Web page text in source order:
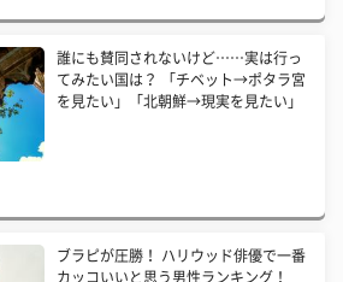
誰にも賛同されないけど……実は行っ
てみたい国は？ 「チベット→ポタラ宮
を見たい」「北朝鮮→現実を見たい」
ブラピが圧勝！ ハリウッド俳優で一番
カッコいいと思う男性ランキング！